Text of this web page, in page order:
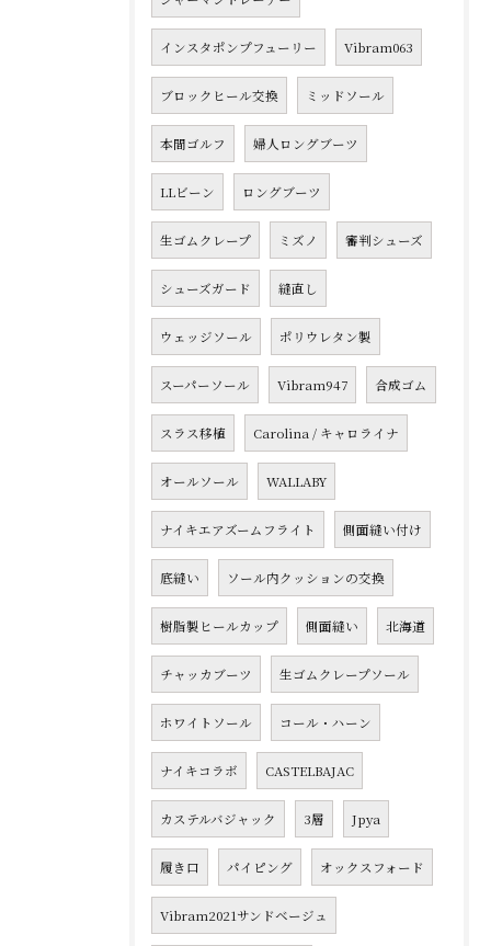
インスタポンプフューリー Vibram063
ブロックヒール交換 ミッドソール
本間ゴルフ 婦人ロングブーツ
LLビーン ロングブーツ
生ゴムクレープ ミズノ 審判シューズ
シューズガード 縫直し
ウェッジソール ポリウレタン製
スーパーソール Vibram947 合成ゴム
スラス移植 Carolina / キャロライナ
オールソール WALLABY
ナイキエアズームフライト 側面縫い付け
底縫い ソール内クッションの交換
樹脂製ヒールカップ 側面縫い 北海道
チャッカブーツ 生ゴムクレープソール
ホワイトソール コール・ハーン
ナイキコラボ CASTELBAJAC
カステルバジャック 3層 Jpya
履き口 パイピング オックスフォード
Vibram2021サンドベージュ